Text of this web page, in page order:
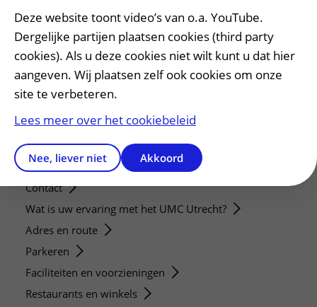
Research technologies
Verwijzers
Mijn patiënt verwijzen
Teleconsult aanvragen
Service, contact en faciliteiten
Contact
Wat is uw ervaring met het UMC Utrecht?
Adres en route
Parkeren
Faciliteiten en voorzieningen
Restaurants en winkels
Deze website toont video’s van o.a. YouTube.
Dergelijke partijen plaatsen cookies (third party
cookies). Als u deze cookies niet wilt kunt u dat hier
aangeven. Wij plaatsen zelf ook cookies om onze
site te verbeteren.
Lees meer over het cookiebeleid
Nee, liever niet Akkoord